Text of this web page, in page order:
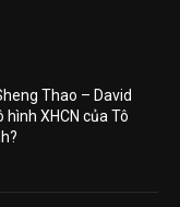
Thao – David
hình XHCN của Tô